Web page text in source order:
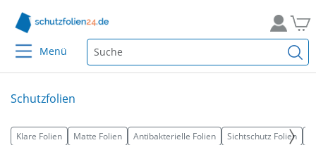
Menü
Schutzfolien
Klare Folien Matte Folien Antibakterielle Folien Sichtschutz Folien